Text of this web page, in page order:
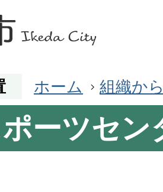
ホーム 組織か
ーツセン